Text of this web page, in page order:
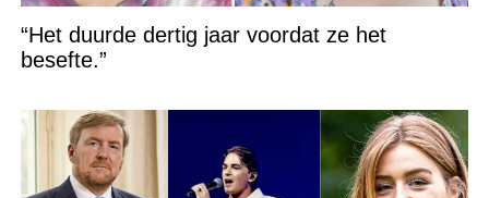
“Het duurde dertig jaar voordat ze het
besefte.”